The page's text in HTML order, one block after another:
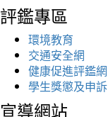
評鑑專區
環境教育
交通安全網
健康促進評鑑網
學生獎懲及申訴
宣導網站